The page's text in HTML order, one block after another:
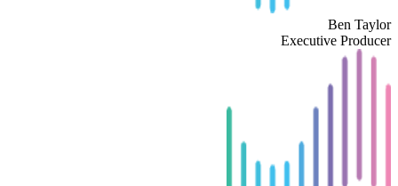
Ben Taylor
Executive Producer